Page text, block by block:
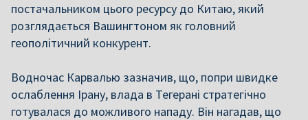
постачальником цього ресурсу до Китаю, який
розглядається Вашингтоном як головний
геополітичний конкурент.
Водночас Карвалью зазначив, що, попри швидке
ослаблення Ірану, влада в Тегерані стратегічно
готувалася до можливого нападу. Він нагадав, що